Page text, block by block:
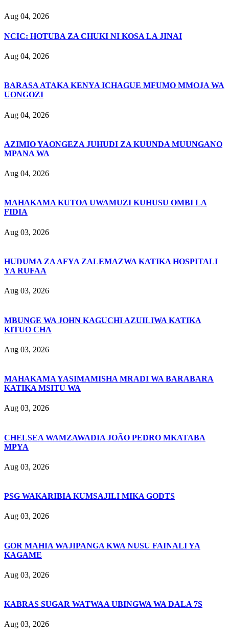
Aug 04, 2026
NCIC: HOTUBA ZA CHUKI NI KOSA LA JINAI
Aug 04, 2026
BARASA ATAKA KENYA ICHAGUE MFUMO MMOJA WA
UONGOZI
Aug 04, 2026
AZIMIO YAONGEZA JUHUDI ZA KUUNDA MUUNGANO
MPANA WA
Aug 04, 2026
MAHAKAMA KUTOA UWAMUZI KUHUSU OMBI LA
FIDIA
Aug 03, 2026
HUDUMA ZA AFYA ZALEMAZWA KATIKA HOSPITALI
YA RUFAA
Aug 03, 2026
MBUNGE WA JOHN KAGUCHI AZUILIWA KATIKA
KITUO CHA
Aug 03, 2026
MAHAKAMA YASIMAMISHA MRADI WA BARABARA
KATIKA MSITU WA
Aug 03, 2026
CHELSEA WAMZAWADIA JOÃO PEDRO MKATABA
MPYA
Aug 03, 2026
PSG WAKARIBIA KUMSAJILI MIKA GODTS
Aug 03, 2026
GOR MAHIA WAJIPANGA KWA NUSU FAINALI YA
KAGAME
Aug 03, 2026
KABRAS SUGAR WATWAA UBINGWA WA DALA 7S
Aug 03, 2026